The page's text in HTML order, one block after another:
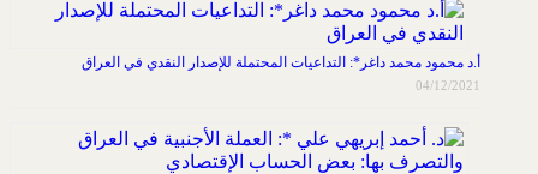
أ.د محمود محمد داغر*: التداعيات المحتملة للإصدار النقدي في العراق
04/12/2021